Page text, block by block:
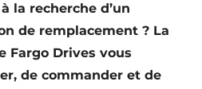
la recherche d’un
de remplacement ? La
Fargo Drives vous
de commander et de